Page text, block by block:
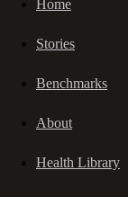
Home
Stories
Benchmarks
About
Health Library